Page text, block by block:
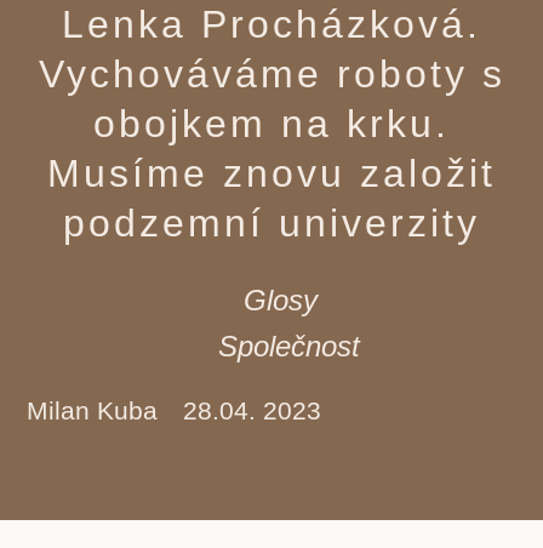
Lenka Procházková.
Vychováváme roboty s
obojkem na krku.
Musíme znovu založit
podzemní univerzity
Glosy
Společnost
Milan Kuba 28.04. 2023